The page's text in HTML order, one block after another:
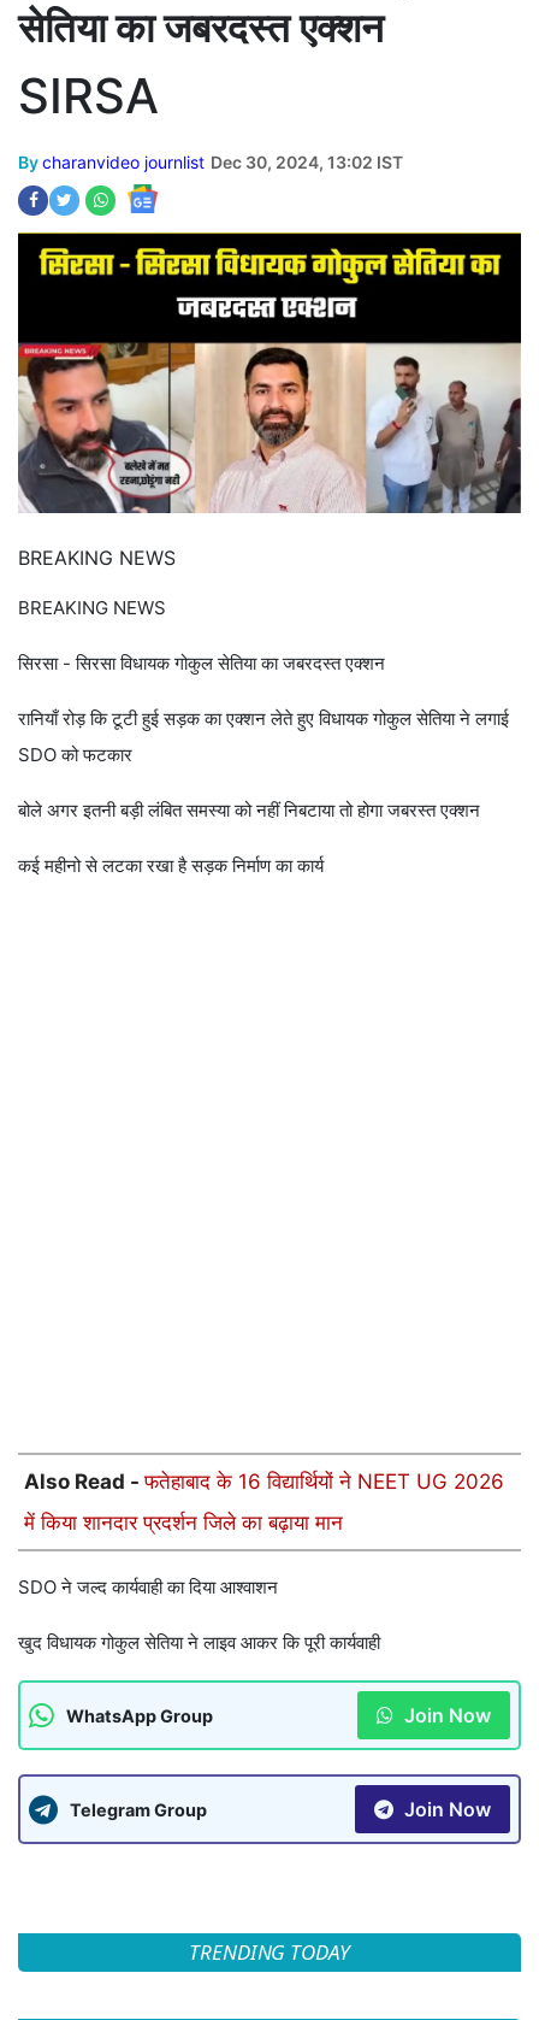
सेतिया का जबरदस्त एक्शन
SIRSA
Bycharanvideo journlist Dec 30, 2024, 13:02 IST
BREAKING NEWS
BREAKING NEWS
सिरसा - सिरसा विधायक गोकुल सेतिया का जबरदस्त एक्शन
रानियाँ रोड़ कि टूटी हुई सड़क का एक्शन लेते हुए विधायक गोकुल सेतिया ने लगाई
SDO को फटकार
बोले अगर इतनी बड़ी लंबित समस्या को नहीं निबटाया तो होगा जबरस्त एक्शन
कई महीनो से लटका रखा है सड़क निर्माण का कार्य
Also Read -फतेहाबाद के 16 विद्यार्थियों ने NEET UG 2026
में किया शानदार प्रदर्शन जिले का बढ़ाया मान
SDO ने जल्द कार्यवाही का दिया आश्वाशन
खुद विधायक गोकुल सेतिया ने लाइव आकर कि पूरी कार्यवाही
WhatsApp Group Join Now
Telegram Group Join Now
TRENDING TODAY